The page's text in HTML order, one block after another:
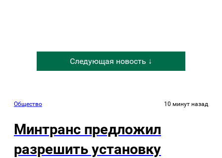
Следующая новость ↓
Общество 10 минут назад
Минтранс предложил
разрешить установку